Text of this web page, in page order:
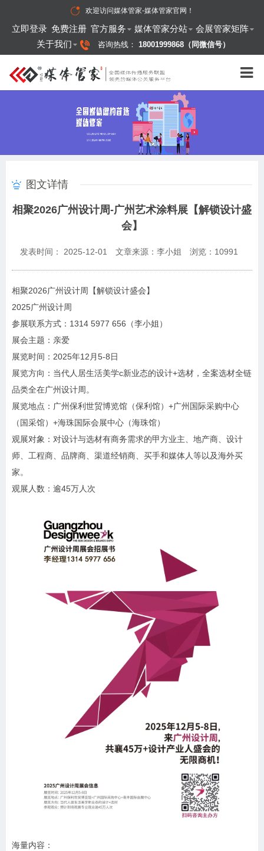
欢迎访问媒体管家-媒体管家官网 ！
立即登录 免费注册 官方服务 媒体管家分站
会展管家矩阵
关于我们
咨询热线： 18001999868（同微信号）
图文详情
相聚2026广州设计周-广州艺术涂料展【解锁设计盛
会】
发表时间： 2025-12-01 文章来源：李小姐 浏览： 10991
相聚2026广州设计周【解锁设计盛会】
2025广州设计周
参展联系方式：1314 5977 656（李小姐）
展会主题：亲爱
展览时间：2025年12月5-8日
展览方向：当代人居生活美学c新业态的设计+选材，全案选材全链
品类全在广州设计周。
展览地点：广州保利世贸博览馆（保利馆）+广州国际采购中心
（国采馆）+海珠国际会展中心（海珠馆）
观展对象：对设计与选材有商务需求的甲方业主、地产商、设计
师、工程商、品牌商、渠道经销商、买手和媒体人等以及海外买
家。
观展人数：逾45万人次
海量内容：